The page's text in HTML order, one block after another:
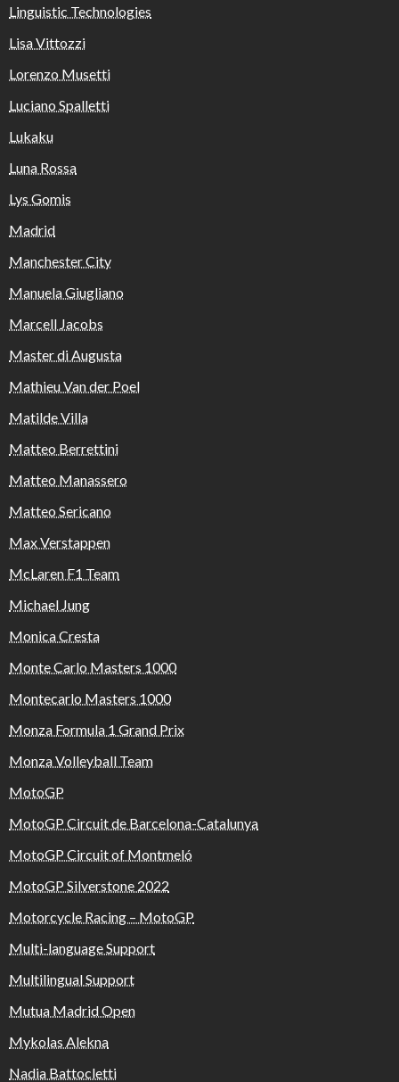
Linguistic Technologies
Lisa Vittozzi
Lorenzo Musetti
Luciano Spalletti
Lukaku
Luna Rossa
Lys Gomis
Madrid
Manchester City
Manuela Giugliano
Marcell Jacobs
Master di Augusta
Mathieu Van der Poel
Matilde Villa
Matteo Berrettini
Matteo Manassero
Matteo Sericano
Max Verstappen
McLaren F1 Team
Michael Jung
Monica Cresta
Monte Carlo Masters 1000
Montecarlo Masters 1000
Monza Formula 1 Grand Prix
Monza Volleyball Team
MotoGP
MotoGP Circuit de Barcelona-Catalunya
MotoGP Circuit of Montmeló
MotoGP Silverstone 2022
Motorcycle Racing – MotoGP
Multi-language Support
Multilingual Support
Mutua Madrid Open
Mykolas Alekna
Nadia Battocletti